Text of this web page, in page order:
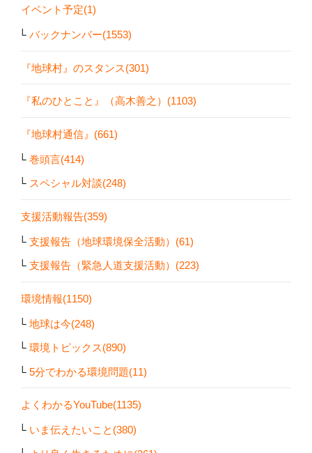
イベント予定(1)
バックナンバー(1553)
『地球村』のスタンス(301)
『私のひとこと』（高木善之）(1103)
『地球村通信』(661)
巻頭言(414)
スペシャル対談(248)
支援活動報告(359)
支援報告（地球環境保全活動）(61)
支援報告（緊急人道支援活動）(223)
環境情報(1150)
地球は今(248)
環境トピックス(890)
5分でわかる環境問題(11)
よくわかるYouTube(1135)
いま伝えたいこと(380)